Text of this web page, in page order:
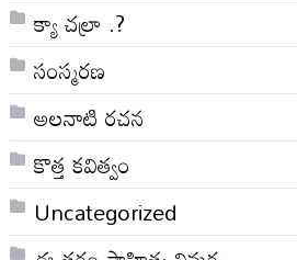
క్యా చల్రా .?
సంస్మరణ
అలనాటి రచన
కొత్త కవిత్వం
Uncategorized